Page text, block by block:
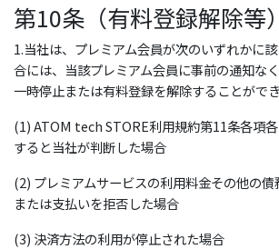
第10条（有料登録解除等）
1.当社は、プレミアム会員が次のいずれかに
合には、当該プレミアム会員に事前の通知な
一時停止または有料登録を解除することがで
(1) ATOM tech STORE利用規約第11条各項
すると当社が判断した場合
(2) プレミアムサービスの利用料金その他の債
または支払いを拒否した場合
(3) 決済方法の利用が停止された場合